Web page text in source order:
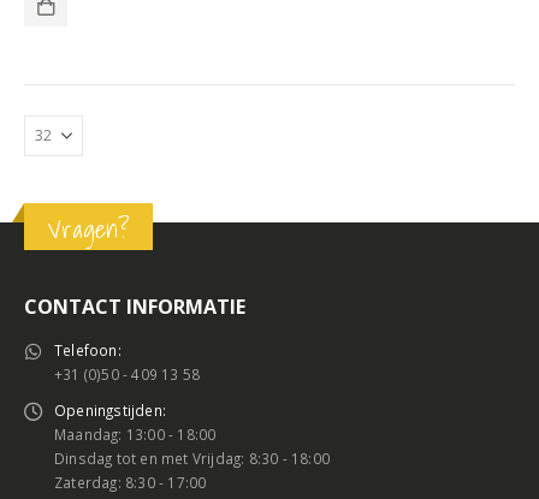
Vragen?
CONTACT INFORMATIE
Telefoon:
+31 (0)50 - 409 13 58
Openingstijden:
Maandag: 13:00 - 18:00
Dinsdag tot en met Vrijdag: 8:30 - 18:00
Zaterdag: 8:30 - 17:00